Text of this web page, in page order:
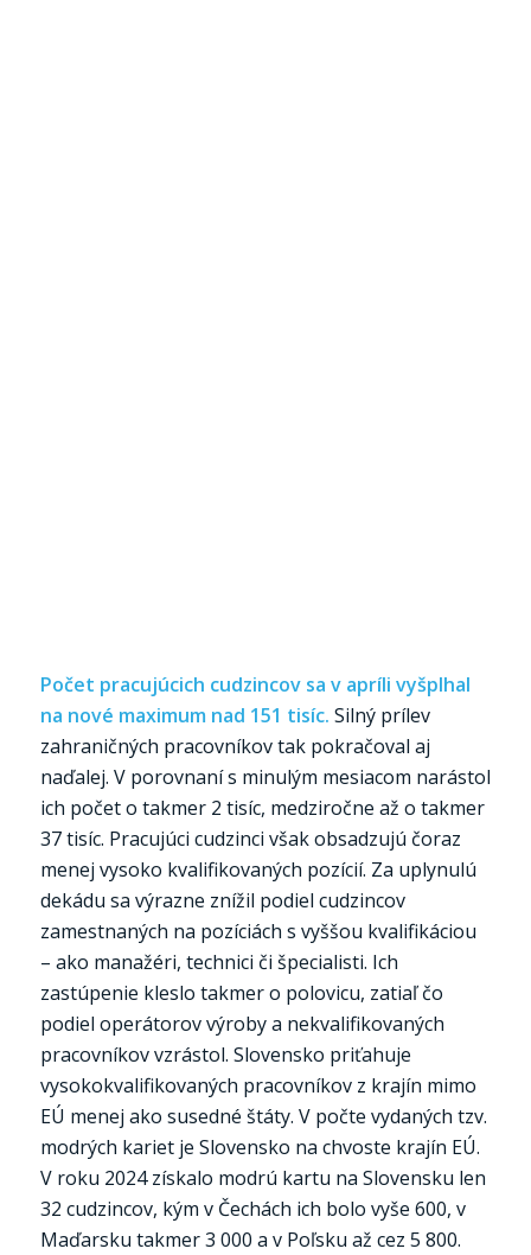
Počet pracujúcich cudzincov sa v apríli vyšplhal
na nové maximum nad 151 tisíc. Silný prílev
zahraničných pracovníkov tak pokračoval aj
naďalej. V porovnaní s minulým mesiacom narástol
ich počet o takmer 2 tisíc, medziročne až o takmer
37 tisíc. Pracujúci cudzinci však obsadzujú čoraz
menej vysoko kvalifikovaných pozícií. Za uplynulú
dekádu sa výrazne znížil podiel cudzincov
zamestnaných na pozíciách s vyššou kvalifikáciou
– ako manažéri, technici či špecialisti. Ich
zastúpenie kleslo takmer o polovicu, zatiaľ čo
podiel operátorov výroby a nekvalifikovaných
pracovníkov vzrástol. Slovensko priťahuje
vysokokvalifikovaných pracovníkov z krajín mimo
EÚ menej ako susedné štáty. V počte vydaných tzv.
modrých kariet je Slovensko na chvoste krajín EÚ.
V roku 2024 získalo modrú kartu na Slovensku len
32 cudzincov, kým v Čechách ich bolo vyše 600, v
Maďarsku takmer 3 000 a v Poľsku až cez 5 800.